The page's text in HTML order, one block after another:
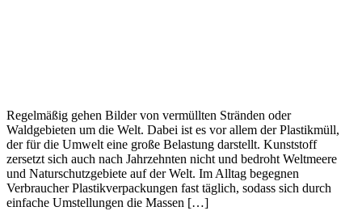
Regelmäßig gehen Bilder von vermüllten Stränden oder
Waldgebieten um die Welt. Dabei ist es vor allem der Plastikmüll,
der für die Umwelt eine große Belastung darstellt. Kunststoff
zersetzt sich auch nach Jahrzehnten nicht und bedroht Weltmeere
und Naturschutzgebiete auf der Welt. Im Alltag begegnen
Verbraucher Plastikverpackungen fast täglich, sodass sich durch
einfache Umstellungen die Massen […]